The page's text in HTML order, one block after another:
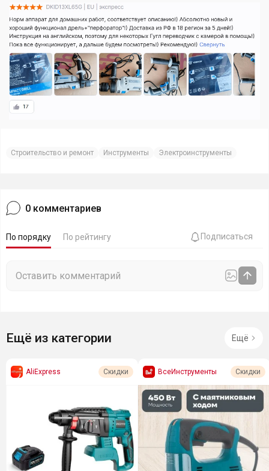
Строительство и ремонт Инструменты Электроинструменты
0 комментариев
По порядку По рейтингу Подписаться
Ещё из категории Ещё
AliExpress Скидки ВсеИнструменты Скидки